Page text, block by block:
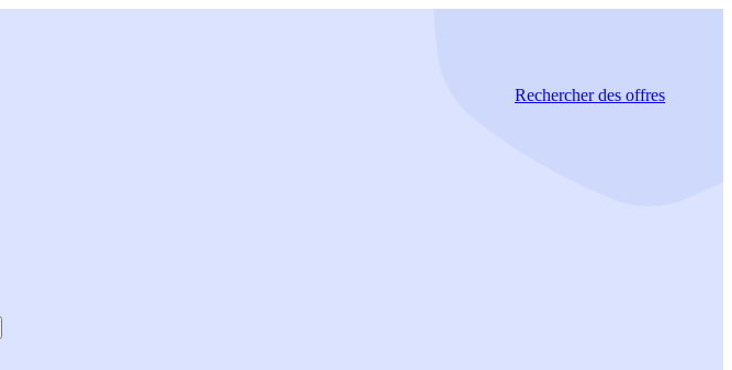
Rechercherdes offres